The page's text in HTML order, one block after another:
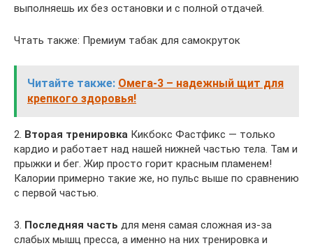
выполняешь их без остановки и с полной отдачей.
Чтать также: Премиум табак для самокруток
Читайте также: Омега-3 – надежный щит для
крепкого здоровья!
2. Вторая тренировка Кикбокс Фастфикс — только
кардио и работает над нашей нижней частью тела. Там и
прыжки и бег. Жир просто горит красным пламенем!
Калории примерно такие же, но пульс выше по сравнению
с первой частью.
3. Последняя часть для меня самая сложная из-за
слабых мышц пресса, а именно на них тренировка и